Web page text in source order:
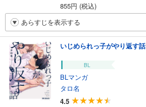
855円 (税込)
あらすじを表示する
いじめられっ子がやり返す話
BL
BLマンガ
タロ名
4.5